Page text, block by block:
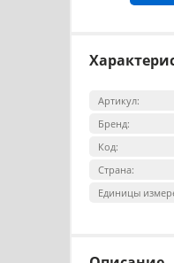
Артикул:
Бренд:
Код:
Страна:
Единицы